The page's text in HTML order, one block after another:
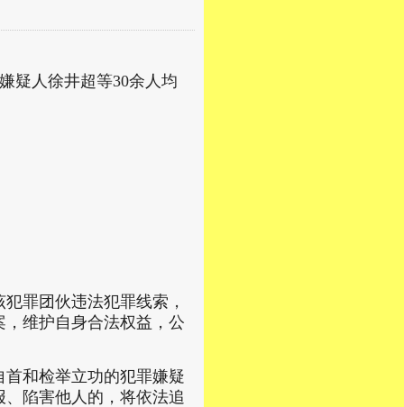
疑人徐井超等30余人均
罪团伙违法犯罪线索，
维护自身合法权益，公
和检举立功的犯罪嫌疑
陷害他人的，将依法追